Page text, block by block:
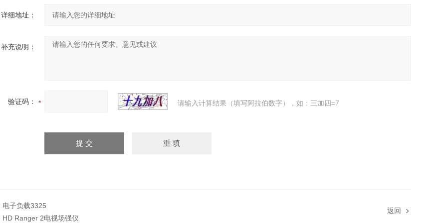
详细地址：
补充说明：
验证码： 请输入计算结果（填写阿拉伯数字），如：三加四=7
电子负载3325
HD Ranger 2电视场强仪
返回